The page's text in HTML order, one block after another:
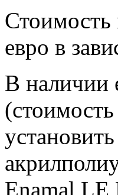
Стоимость
евро в
В наличии
Enamal LE